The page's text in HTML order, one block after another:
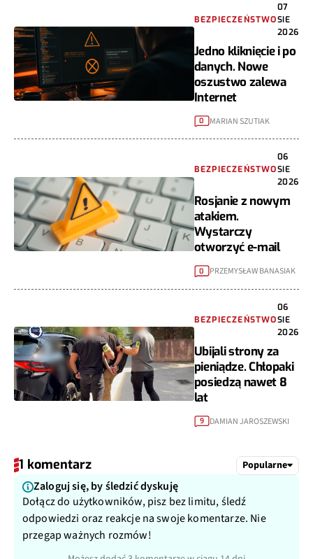
BEZPIECZEŃSTWO
07
SIE
2026
Jedno kliknięcie i po
danych. Nowe
oszustwo zalewa
Internet
0 MARIAN SZUTIAK
BEZPIECZEŃSTWO
06
SIE
2026
Rosjanie z nowym
atakiem.
Wystarczy
otworzyć e-mail
0 PRZEMYSŁAW BANASIAK
BEZPIECZEŃSTWO
06
SIE
2026
Ubijali strony za
pieniądze. Chłopaki
posiedzą nawet 8
lat
9 DAMIAN JAROSZEWSKI
1 komentarz Popularne
Zaloguj się, by śledzić dyskuję
Dołącz do użytkowników, pisz bez limitu, śledź
odpowiedzi oraz reakcje na swoje komentarze. Nie
przegap ważnych rozmów!